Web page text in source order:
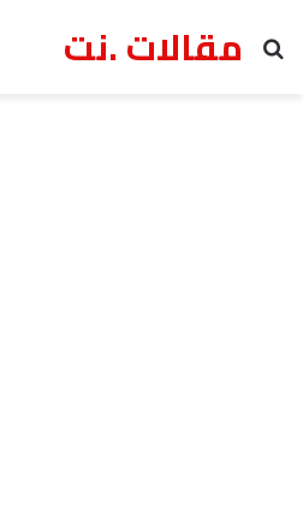
مقالات .نت
بحث عن